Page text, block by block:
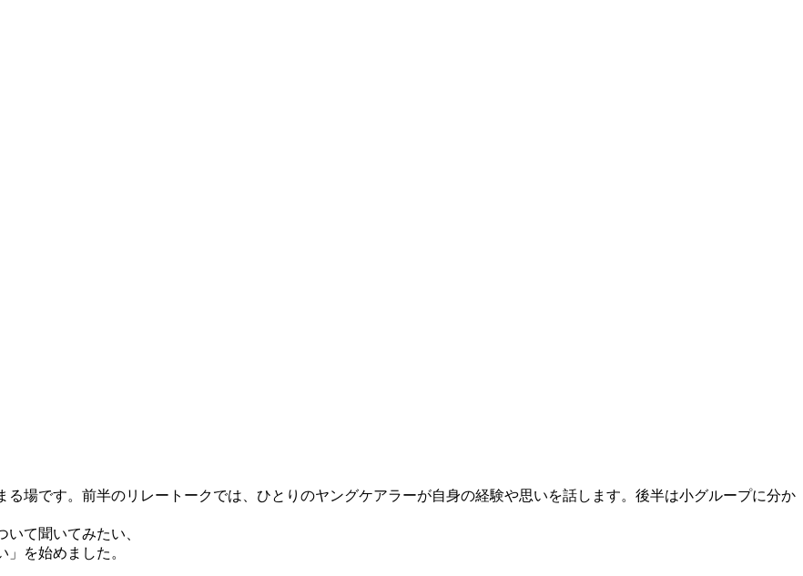
る場です。前半のリレートークでは、ひとりのヤングケアラーが自身の経験や思いを話します。後半は小グループに分か
て聞いてみたい、
を始めました。